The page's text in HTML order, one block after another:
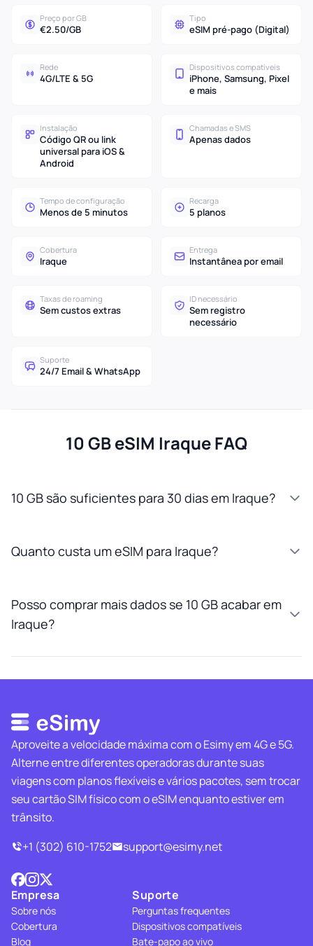
Preço por GB
€2.50/GB
Tipo
eSIM pré-pago (Digital)
Rede
4G/LTE & 5G
Dispositivos compatíveis
iPhone, Samsung, Pixel
e mais
Instalação
Código QR ou link
universal para iOS &
Android
Chamadas e SMS
Apenas dados
Tempo de configuração
Menos de 5 minutos
Recarga
5 planos
Cobertura
Iraque
Entrega
Instantânea por email
Taxas de roaming
Sem custos extras
ID necessário
Sem registro
necessário
Suporte
24/7 Email & WhatsApp
10 GB eSIM Iraque FAQ
10 GB são suficientes para 30 dias em Iraque?
Quanto custa um eSIM para Iraque?
Posso comprar mais dados se 10 GB acabar em
Iraque?
Aproveite a velocidade máxima com o Esimy em 4G e 5G.
Alterne entre diferentes operadoras durante suas
viagens com planos flexíveis e vários pacotes, sem trocar
seu cartão SIM físico com o eSIM enquanto estiver em
trânsito.
+1 (302) 610-1752
support@esimy.net
Empresa
Sobre nós
Cobertura
Blog
Suporte
Perguntas frequentes
Dispositivos compatíveis
Bate-papo ao vivo